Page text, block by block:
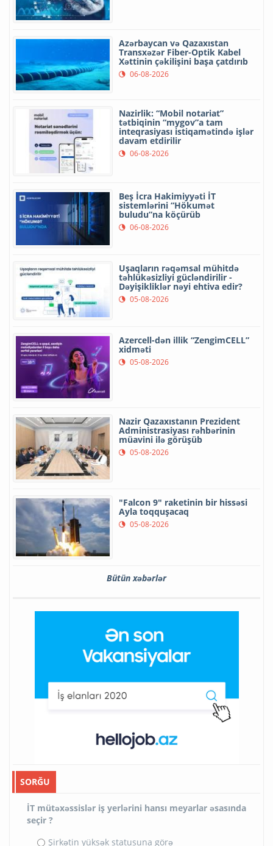
Azərbaycan və Qazaxıstan
Transxəzər Fiber-Optik Kabel
Xəttinin çəkilişini başa çatdırıb
06-08-2026
Nazirlik: “Mobil notariat”
tətbiqinin “mygov”a tam
inteqrasiyası istiqamətində işlər
davam etdirilir
06-08-2026
Beş İcra Hakimiyyəti İT
sistemlərini “Hökumət
buludu”na köçürüb
06-08-2026
Uşaqların rəqəmsal mühitdə
təhlükəsizliyi gücləndirilir -
Dəyişikliklər nəyi ehtiva edir?
05-08-2026
Azercell-dən illik “ZengimCELL”
xidməti
05-08-2026
Nazir Qazaxıstanın Prezident
Administrasiyası rəhbərinin
müavini ilə görüşüb
05-08-2026
"Falcon 9" raketinin bir hissəsi
Ayla toqquşacaq
05-08-2026
Bütün xəbərlər
SORĞU
İT mütəxəssislər iş yerlərini hansı meyarlar əsasında
seçir ?
Şirkətin yüksək statusuna görə